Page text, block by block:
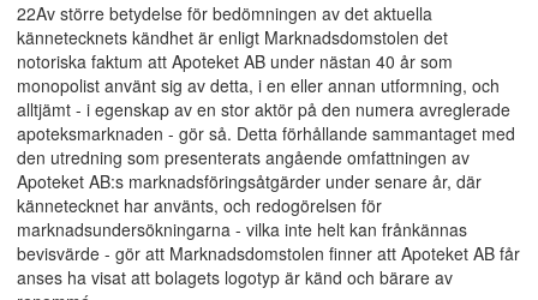
22Av större betydelse för bedömningen av det aktuella
kännetecknets kändhet är enligt Marknadsdomstolen det
notoriska faktum att Apoteket AB under nästan 40 år som
monopolist använt sig av detta, i en eller annan utformning, och
alltjämt - i egenskap av en stor aktör på den numera avreglerade
apoteksmarknaden - gör så. Detta förhållande sammantaget med
den utredning som presenterats angående omfattningen av
Apoteket AB:s marknadsföringsåtgärder under senare år, där
kännetecknet har använts, och redogörelsen för
marknadsundersökningarna - vilka inte helt kan frånkännas
bevisvärde - gör att Marknadsdomstolen finner att Apoteket AB får
anses ha visat att bolagets logotyp är känd och bärare av